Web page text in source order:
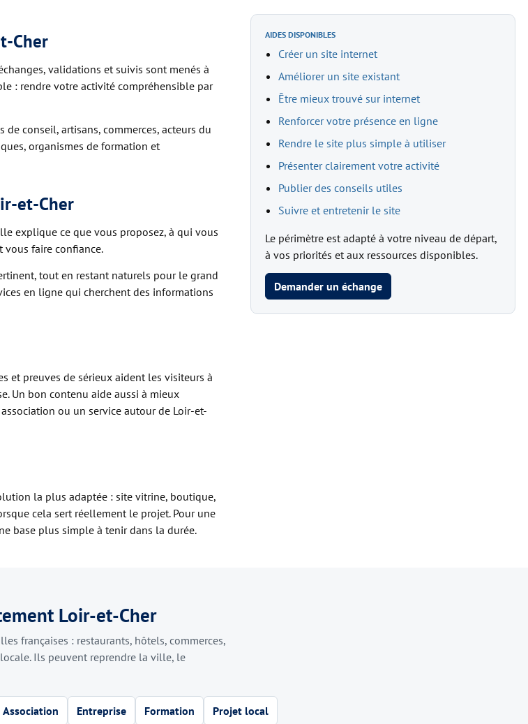
Cher
validations et suivis sont menés à
: rendre votre activité compréhensible par
conseil, artisans, commerces, acteurs du
organismes de formation et
et-Cher
explique ce que vous proposez, à qui vous
vous faire confiance.
tout en restant naturels pour le grand
en ligne qui cherchent des informations
et preuves de sérieux aident les visiteurs à
Un bon contenu aide aussi à mieux
ou un service autour de Loir-et-
la plus adaptée : site vitrine, boutique,
cela sert réellement le projet. Pour une
base plus simple à tenir dans la durée.
AIDES DISPONIBLES
Créer un site internet
Améliorer un site existant
Être mieux trouvé sur internet
Renforcer votre présence en ligne
Rendre le site plus simple à utiliser
Présenter clairement votre activité
Publier des conseils utiles
Suivre et entretenir le site
Le périmètre est adapté à votre niveau de départ,
à vos priorités et aux ressources disponibles.
Demander un échange
Loir-et-Cher
françaises : restaurants, hôtels, commerces,
Ils peuvent reprendre la ville, le
Association Entreprise Formation Projet local